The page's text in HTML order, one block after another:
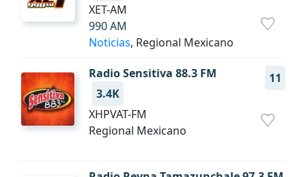
XET-AM
990 AM
Noticias, Regional Mexicano
Radio Sensitiva 88.3 FM
11
3.4K
XHPVAT-FM
Regional Mexicano